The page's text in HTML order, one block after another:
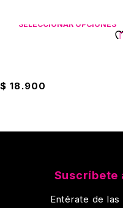
SELECCIONAR OPCIONES
$ 18.900
Suscríbete
Entérate de